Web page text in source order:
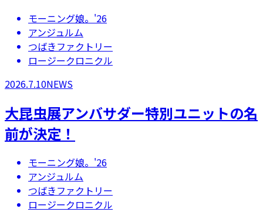
モーニング娘。'26
アンジュルム
つばきファクトリー
ロージークロニクル
2026.7.10NEWS
大昆虫展アンバサダー特別ユニットの名
前が決定！
モーニング娘。'26
アンジュルム
つばきファクトリー
ロージークロニクル